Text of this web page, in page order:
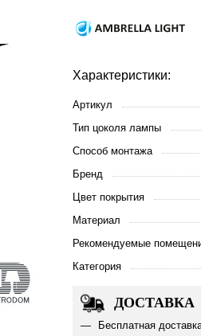
Характеристики:
Артикул
Тип цоколя лампы
Способ монтажа
Бренд
Цвет покрытия
Материал
Рекомендуемые
Категория
ДОСТАВКА
Бесплатная